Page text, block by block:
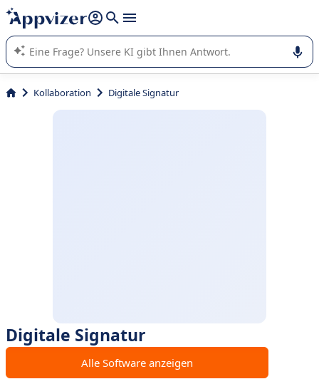
beantworten (mehrere Zeilen mit
Die KI von Appvizer führt Sie bei der Nutzung oder Auswahl
von SaaS-Software in Unternehmen.
Kollaboration Digitale Signatur
Digitale Signatur
Alle Software anzeigen